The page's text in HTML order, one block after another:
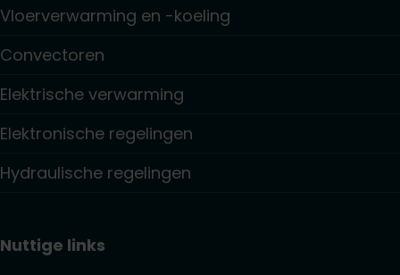
Vloerverwarming en -koeling
Convectoren
Elektrische verwarming
Elektronische regelingen
Hydraulische regelingen
Nuttige links